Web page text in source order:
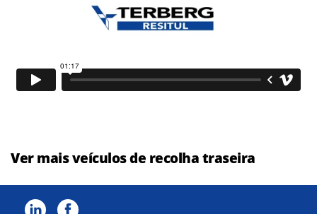
Ver mais veículos de recolha traseira